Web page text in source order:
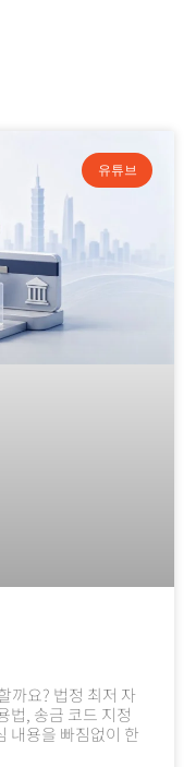
유튜브
까요? 법정 최저 자
법, 송금 코드 지정
내용을 빠짐없이 한